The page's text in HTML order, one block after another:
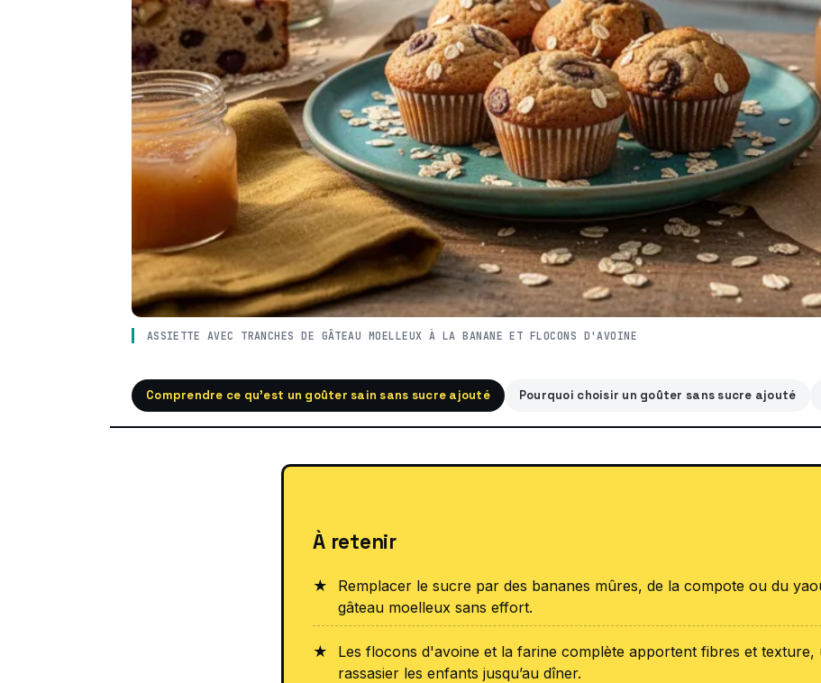
ASSIETTE AVEC TRANCHES DE GÂTEAU MOELLEUX À LA BANANE ET FLOCONS D'AVOINE
Comprendre ce qu’est un goûter sain sans sucre ajouté Pourquoi choisir un goûter sans sucre ajouté
À retenir
Remplacer le sucre par des bananes mûres, de la compote ou du
gâteau moelleux sans effort.
Les flocons d'avoine et la farine complète apportent fibres et texture,
rassasier les enfants jusqu’au dîner.